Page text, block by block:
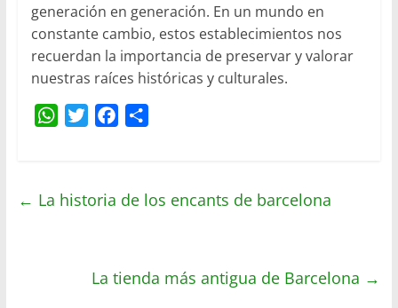
generación en generación. En un mundo en
constante cambio, estos establecimientos nos
recuerdan la importancia de preservar y valorar
nuestras raíces históricas y culturales.
W
s
t
b
k
a
i
← La historia de los encants de barcelona
La tienda más antigua de Barcelona →